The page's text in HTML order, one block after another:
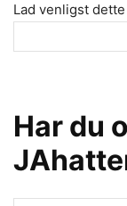
Lad venligst
Har du